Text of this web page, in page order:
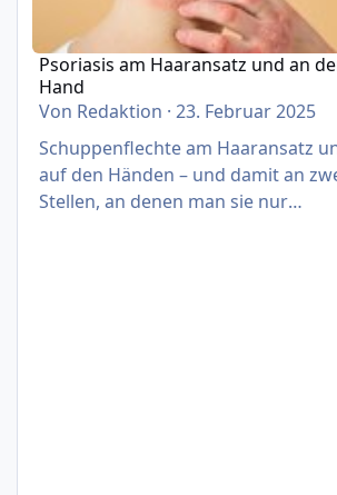
Psoriasis am Haaransatz und an
Hand
Von Redaktion ·23. Februar 2025
Schuppenflechte am Haaransatz
auf den Händen – und damit an
Stellen, an denen man sie nur